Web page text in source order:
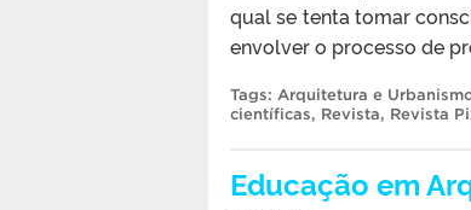
qual se tenta tomar
envolver o processo de
Tags: Arquitetura e
científicas, Revista, Revista
Educação em